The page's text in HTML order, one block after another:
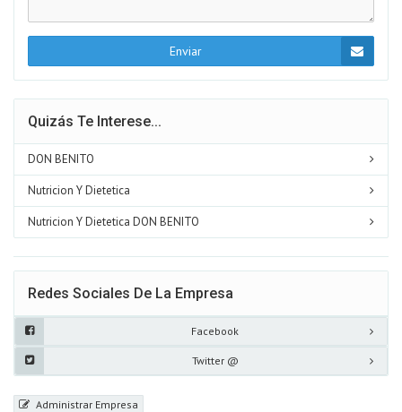
Enviar
Quizás Te Interese...
DON BENITO
Nutricion Y Dietetica
Nutricion Y Dietetica DON BENITO
Redes Sociales De La Empresa
Facebook
Twitter @
Administrar Empresa